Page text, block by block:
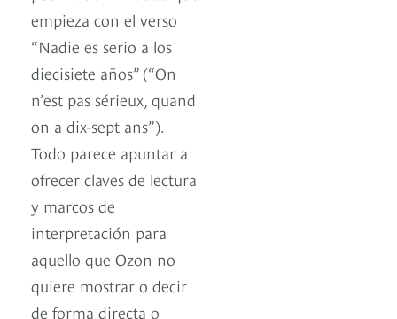
empieza con el verso
“Nadie es serio a los
diecisiete años” (“On
n’est pas sérieux, quand
on a dix-sept ans”).
Todo parece apuntar a
ofrecer claves de lectura
y marcos de
interpretación para
aquello que Ozon no
quiere mostrar o decir
de forma directa o